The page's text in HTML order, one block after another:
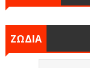
ΖΩΔΙΑ